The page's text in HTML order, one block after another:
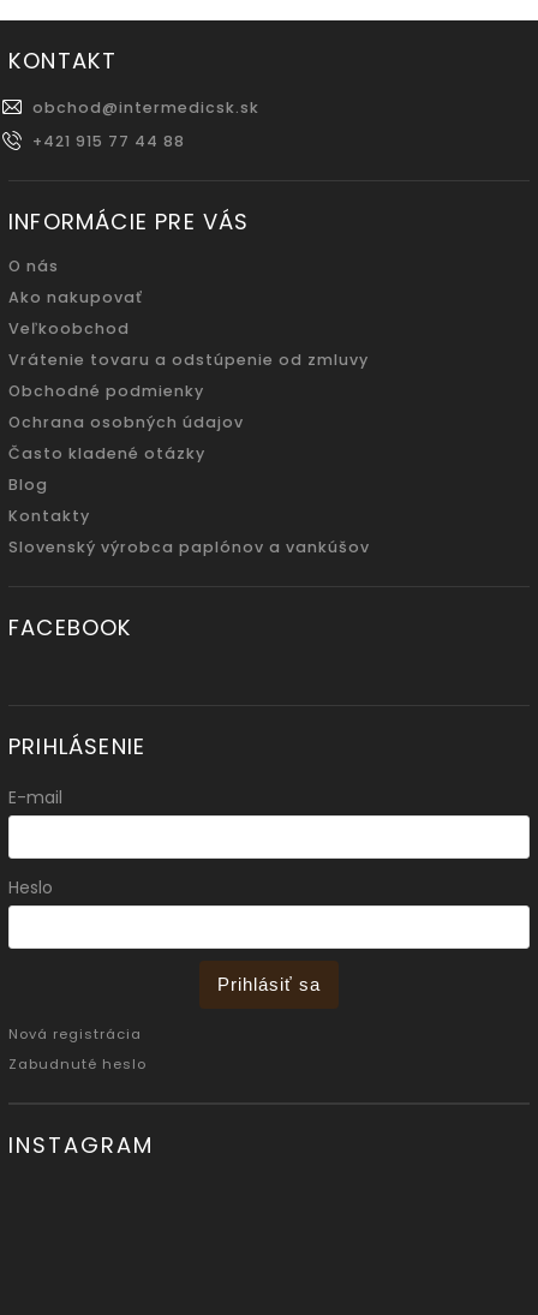
KONTAKT
obchod@intermedicsk.sk
+421 915 77 44 88
INFORMÁCIE PRE VÁS
O nás
Ako nakupovať
Veľkoobchod
Vrátenie tovaru a odstúpenie od zmluvy
Obchodné podmienky
Ochrana osobných údajov
Často kladené otázky
Blog
Kontakty
Slovenský výrobca paplónov a vankúšov
FACEBOOK
PRIHLÁSENIE
E-mail
Heslo
Prihlásiť sa
Nová registrácia
Zabudnuté heslo
INSTAGRAM